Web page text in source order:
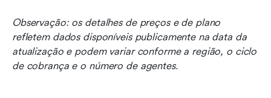
Observação: os detalhes de preços e de plano
refletem dados disponíveis publicamente na data da
atualização e podem variar conforme a região, o ciclo
de cobrança e o número de agentes.